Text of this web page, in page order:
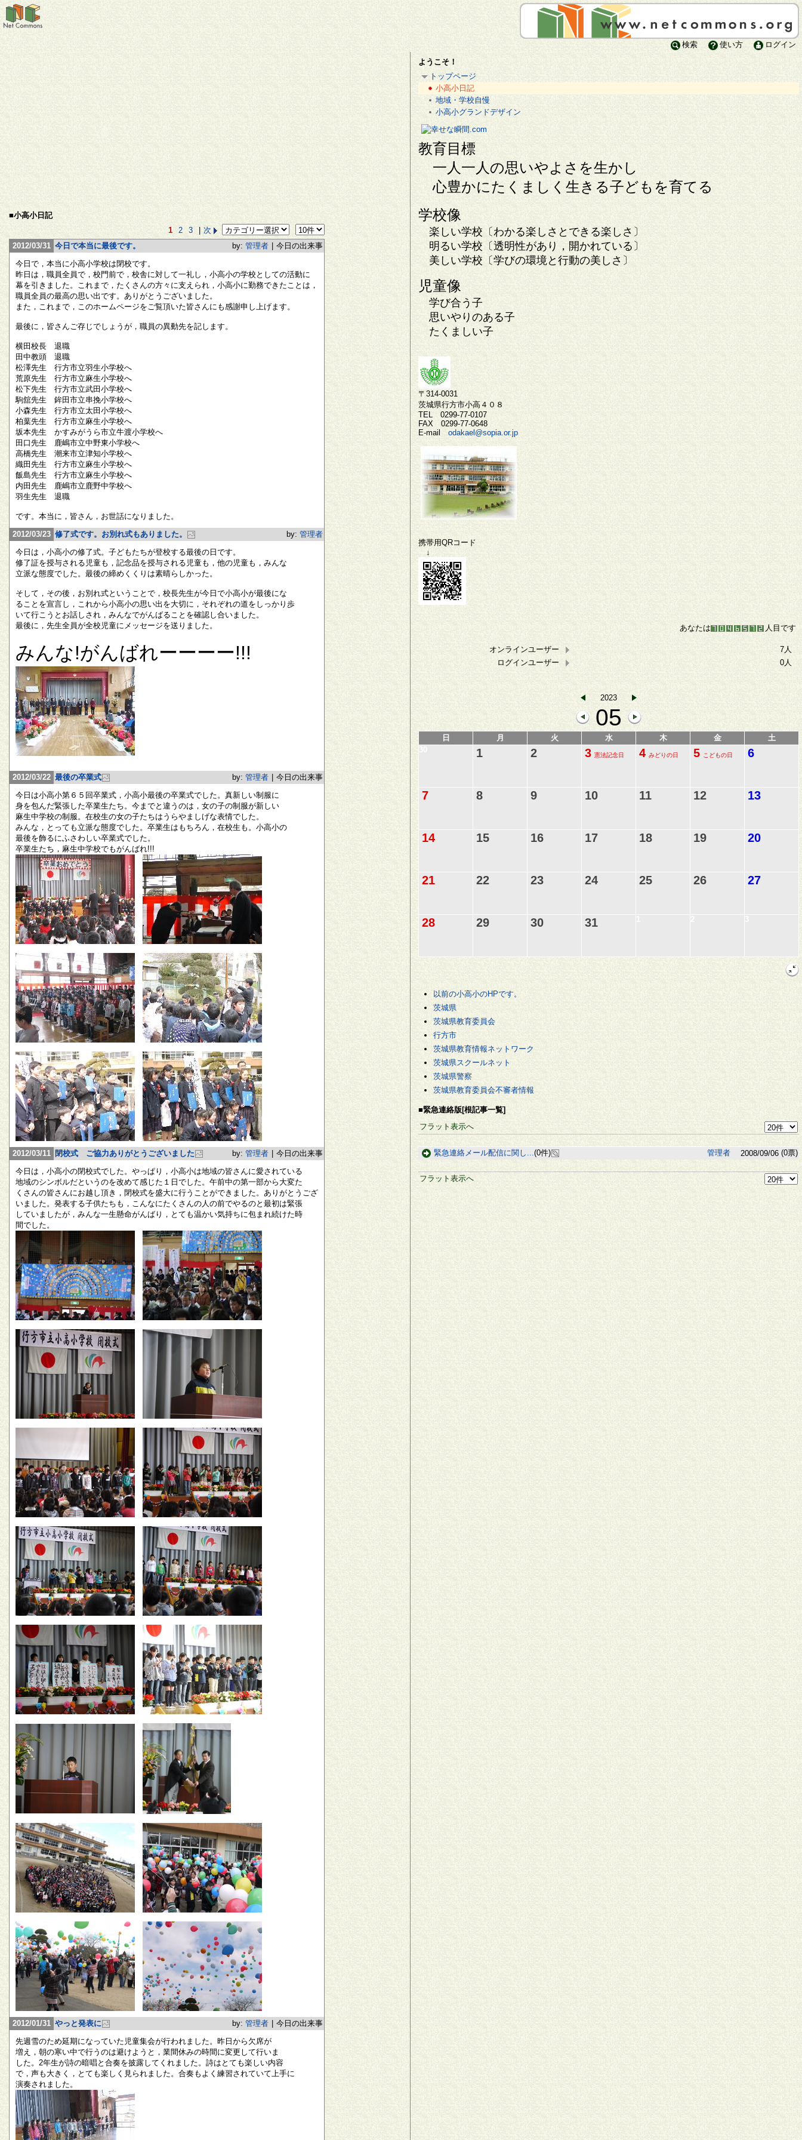
検索 使い方 ログイン
■小高小日記
1
2 3
次
2012/03/31 今日で本当に最後です。 by: 管理者
今日の出来事
今日で，本当に小高小学校は閉校です。
昨日は，職員全員で，校門前で，校舎に対して一礼し，小高小の学校としての活動に
幕を引きました。これまで，たくさんの方々に支えられ，小高小に勤務できたことは，
職員全員の最高の思い出です。ありがとうございました。
また，これまで，このホームページをご覧頂いた皆さんにも感謝申し上げます。
最後に，皆さんご存じでしょうが，職員の異動先を記します。
横田校長 退職
田中教頭 退職
松澤先生 行方市立羽生小学校へ
荒原先生 行方市立麻生小学校へ
松下先生 行方市立武田小学校へ
駒舘先生 鉾田市立串挽小学校へ
小森先生 行方市立太田小学校へ
柏葉先生 行方市立麻生小学校へ
坂本先生 かすみがうら市立牛渡小学校へ
田口先生 鹿嶋市立中野東小学校へ
高橋先生 潮来市立津知小学校へ
織田先生 行方市立麻生小学校へ
飯島先生 行方市立麻生小学校へ
内田先生 鹿嶋市立鹿野中学校へ
羽生先生 退職
です。本当に，皆さん，お世話になりました。
2012/03/23 修了式です。お別れ式もありました。 by: 管理者
今日は，小高小の修了式。子どもたちが登校する最後の日です。
修了証を授与される児童も，記念品を授与される児童も，他の児童も，みんな
立派な態度でした。最後の締めくくりは素晴らしかった。
そして，その後，お別れ式ということで，校長先生が今日で小高小が最後にな
ることを宣言し，これから小高小の思い出を大切に，それぞれの道をしっかり歩
いて行こうとお話しされ，みんなでがんばることを確認し合いました。
最後に，先生全員が全校児童にメッセージを送りました。
みんな!がんばれーーーー!!!
2012/03/22 最後の卒業式 by: 管理者
今日の出来事
今日は小高小第６５回卒業式，小高小最後の卒業式でした。真新しい制服に
身を包んだ緊張した卒業生たち。今までと違うのは，女の子の制服が新しい
麻生中学校の制服。在校生の女の子たちはうらやましげな表情でした。
みんな，とっても立派な態度でした。卒業生はもちろん，在校生も。小高小の
最後を飾るにふさわしい卒業式でした。
卒業生たち，麻生中学校でもがんばれ!!!
2012/03/11 閉校式 ご協力ありがとうございました by: 管理者
今日の出来事
今日は，小高小の閉校式でした。やっぱり，小高小は地域の皆さんに愛されている
地域のシンボルだというのを改めて感じた１日でした。午前中の第一部から大変た
くさんの皆さんにお越し頂き，閉校式を盛大に行うことができました。ありがとうござ
いました。発表する子供たちも，こんなにたくさんの人の前でやるのと最初は緊張
していましたが，みんな一生懸命がんばり，とても温かい気持ちに包まれ続けた時
間でした。
2012/01/31 やっと発表に by: 管理者
今日の出来事
先週雪のため延期になっていた児童集会が行われました。昨日から欠席が
増え，朝の寒い中で行うのは避けようと，業間休みの時間に変更して行いま
した。2年生が詩の暗唱と合奏を披露してくれました。詩はとても楽しい内容
で，声も大きく，とても楽しく見られました。合奏もよく練習されていて上手に
演奏されました。
ようこそ！
トップページ
小高小日記
地域・学校自慢
小高小グランドデザイン
教育目標
一人一人の思いやよさを生かし
心豊かにたくましく生きる子どもを育てる
学校像
楽しい学校〔わかる楽しさとできる楽しさ〕
明るい学校〔透明性があり，開かれている〕
美しい学校〔学びの環境と行動の美しさ〕
児童像
学び合う子
思いやりのある子
たくましい子
〒314-0031
茨城県行方市小高４０８
TEL 0299-77-0107
FAX 0299-77-0648
E-mail odakael@sopia.or.jp
携帯用QRコード
↓
あなたは 人目です
オンラインユーザー
7人
ログインユーザー
0人
2023
05
日 月 火 水 木 金
土
1 2 3 憲法記念日 4 みどりの日 5 こどもの日 6
7 8 9 10 11 12 13
14 15 16 17 18 19 20
21 22 23 24 25 26 27
28 29 30 31
以前の小高小のHPです。
茨城県
茨城県教育委員会
行方市
茨城県教育情報ネットワーク
茨城県スクールネット
茨城県警察
茨城県教育委員会不審者情報
■緊急連絡版[根記事一覧]
フラット表示へ
緊急連絡メール配信に関し...(0件) 管理者 2008/09/06 (0票)
フラット表示へ